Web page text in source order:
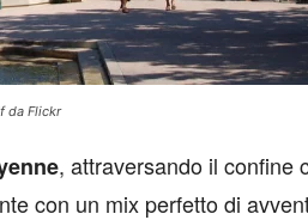
da Flickr
, attraversando il confine
con un mix perfetto di